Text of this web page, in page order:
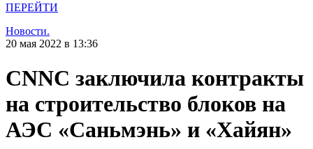
ПЕРЕЙТИ
Новости.
20 мая 2022 в 13:36
CNNC заключила контракты
на строительство блоков на
АЭС «Саньмэнь» и «Хайян»